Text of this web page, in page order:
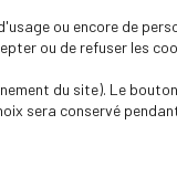
ou encore de
ou de refuser les
du site). Le
sera conservé